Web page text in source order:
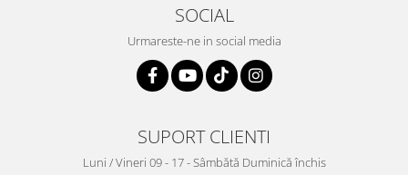
SOCIAL
Urmareste-ne in social media
SUPORT CLIENTI
Luni / Vineri 09 - 17 - Sâmbătă Duminică închis